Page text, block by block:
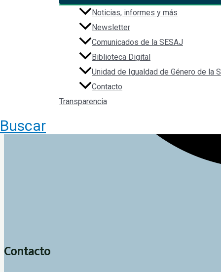
Noticias, informes y más
Newsletter
Comunicados de la SESAJ
Biblioteca Digital
Unidad de Igualdad de Género de la
Contacto
Transparencia
Buscar
Contacto